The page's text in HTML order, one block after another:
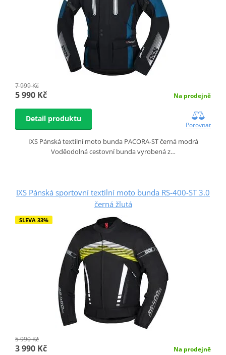
7 999 Kč
5 990 Kč Na prodejně
Detail produktu
Porovnat
IXS Pánská textilní moto bunda PACORA-ST černá modrá
Voděodolná cestovní bunda vyrobená z…
IXS Pánská sportovní textilní moto bunda RS-400-ST 3.0
černá žlutá
SLEVA 33%
5 990 Kč
3 990 Kč Na prodejně